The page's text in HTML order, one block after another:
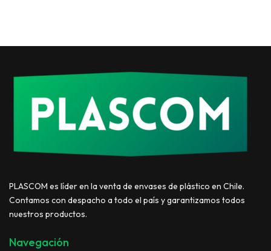
PLASCOM es líder en la venta de envases de plástico en Chile.
Contamos con despacho a todo el país y garantizamos todos
nuestros productos.
Navegación